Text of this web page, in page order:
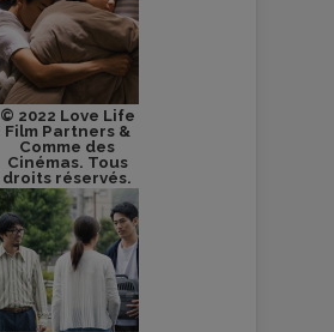
© 2022 Love Life
Film Partners &
Comme des
Cinémas. Tous
droits réservés.